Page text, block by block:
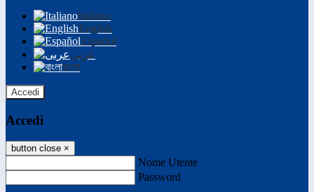
Italiano
English
Español
عربى
বাংলা
Accedi
Accedi
button close ×
Nome Utente
Password